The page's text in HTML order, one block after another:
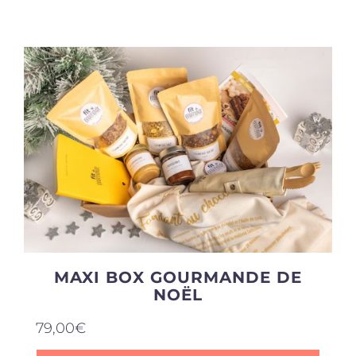
Produits sains
Click and collect
Traiteur
Cours
Accessoires
MAXI BOX GOURMANDE DE
NOËL
79,00€